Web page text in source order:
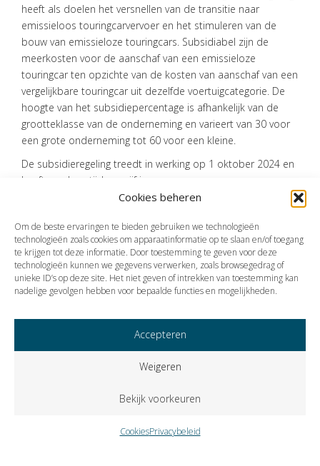
Cookies beheren
Om de beste ervaringen te bieden gebruiken we technologieën
technologieën zoals cookies om apparaatinformatie op te slaan en/of toegang
te krijgen tot deze informatie. Door toestemming te geven voor deze
technologieën kunnen we gegevens verwerken, zoals browsegedrag of
unieke ID’s op deze site. Het niet geven of intrekken van toestemming kan
nadelige gevolgen hebben voor bepaalde functies en mogelijkheden.
Accepteren
Weigeren
Bekijk voorkeuren
CookiesPrivacybeleid
VACATURES
CONTACT
heeft als doelen het versnellen van de transitie naar
emissieloos touringcarvervoer en het stimuleren van de
bouw van emissieloze touringcars. Subsidiabel zijn de
meerkosten voor de aanschaf van een emissieloze
touringcar ten opzichte van de kosten van aanschaf van een
vergelijkbare touringcar uit dezelfde voertuigcategorie. De
hoogte van het subsidiepercentage is afhankelijk van de
grootteklasse van de onderneming en varieert van 30 voor
een grote onderneming tot 60 voor een kleine.
De subsidieregeling treedt in werking op 1 oktober 2024 en
heeft een looptijd van vijf jaar.
Bron:Ministerie van Infrastructuur en Waterstaat | besluit | Staatscourant
Vorige Volgende